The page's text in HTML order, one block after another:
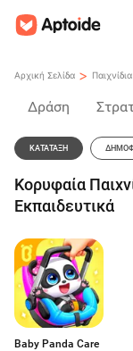
Αρχική Σελίδα > Παιχνίδια
Δράση
ΚΑΤΆΤΑΞΗ
Κορυφαία
Εκπαιδευτικά
Baby Panda Care